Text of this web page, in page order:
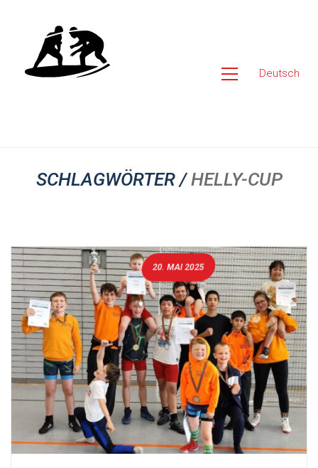
Deutsch
SCHLAGWÖRTER /HELLY-CUP
20. MAI 2025